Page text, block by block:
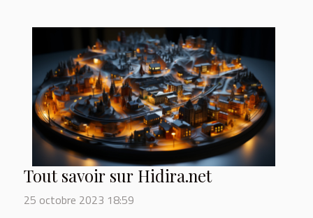
Tout savoir sur Hidira.net
25 octobre 2023 18:59